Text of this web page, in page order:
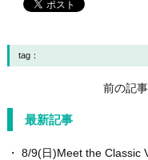
tag：
前の記事
最新記事
8/9(日)Meet the Classic